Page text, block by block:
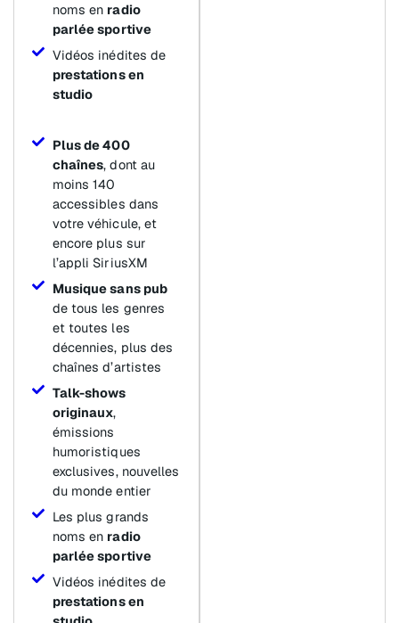
noms en radio
parlée sportive
Vidéos inédites de
prestations en
studio
Plus de 400
chaînes, dont au
moins 140
accessibles dans
votre véhicule, et
encore plus sur
l’appli SiriusXM
Musique sans pub
de tous les genres
et toutes les
décennies, plus des
chaînes d’artistes
Talk-shows
originaux,
émissions
humoristiques
exclusives, nouvelles
du monde entier
Les plus grands
noms en radio
parlée sportive
Vidéos inédites de
prestations en